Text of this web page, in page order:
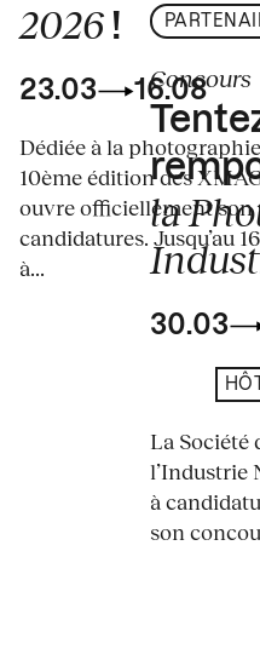
2026 !
23.03 16.08
Dédiée à la
10ème édition des
ouvre officiellement son
candidatures. Jusqu’au
à...
Concours
la
30.03
La Société
l’Industrie
à
son